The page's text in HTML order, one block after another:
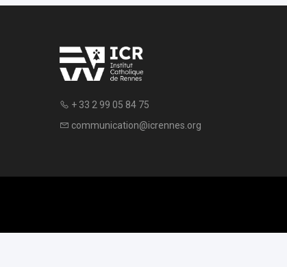
+ 33 2 99 05 84 75
communication@icrennes.org